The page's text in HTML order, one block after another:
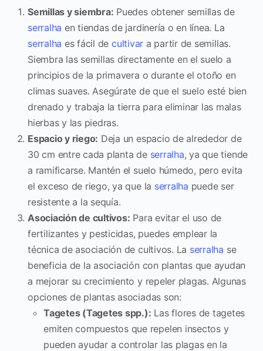
Semillas y siembra: Puedes obtener semillas de
serralha en tiendas de jardinería o en línea. La
serralha es fácil de cultivar a partir de semillas.
Siembra las semillas directamente en el suelo a
principios de la primavera o durante el otoño en
climas suaves. Asegúrate de que el suelo esté bien
drenado y trabaja la tierra para eliminar las malas
hierbas y las piedras.
Espacio y riego: Deja un espacio de alrededor de
30 cm entre cada planta de serralha, ya que tiende
a ramificarse. Mantén el suelo húmedo, pero evita
el exceso de riego, ya que la serralha puede ser
resistente a la sequía.
Asociación de cultivos: Para evitar el uso de
fertilizantes y pesticidas, puedes emplear la
técnica de asociación de cultivos. La serralha se
beneficia de la asociación con plantas que ayudan
a mejorar su crecimiento y repeler plagas. Algunas
opciones de plantas asociadas son:
Tagetes (Tagetes spp.): Las flores de tagetes
emiten compuestos que repelen insectos y
pueden ayudar a controlar las plagas en la